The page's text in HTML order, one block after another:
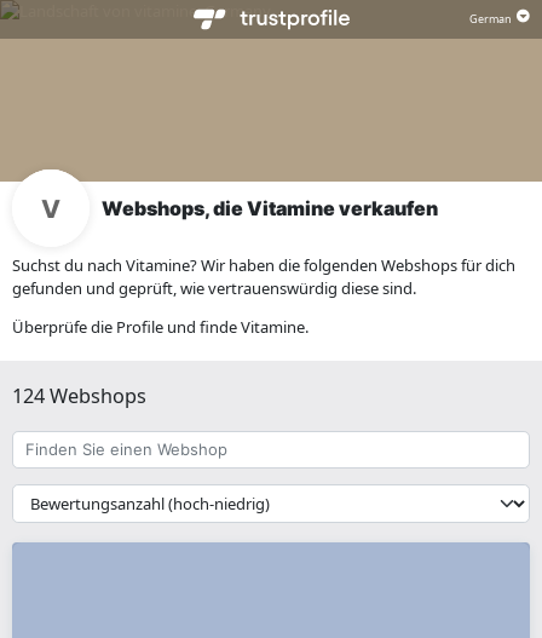
Webshops, die Vitamine verkaufen
Suchst du nach Vitamine? Wir haben die folgenden Webshops für dich
gefunden und geprüft, wie vertrauenswürdig diese sind.
Überprüfe die Profile und finde Vitamine.
124 Webshops
Finden
Sie
einen
Webshop
{{
__('Sort')
}}